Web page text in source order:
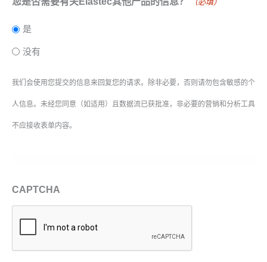
（必填）
是
没有
我们会使用您提交的信息来回复您的请求。除非必要，否则请勿包含敏感的个
人信息。未经您同意（如适用）且数据流已获批准，非必要的营销和分析工具
不应接收表单内容。
CAPTCHA